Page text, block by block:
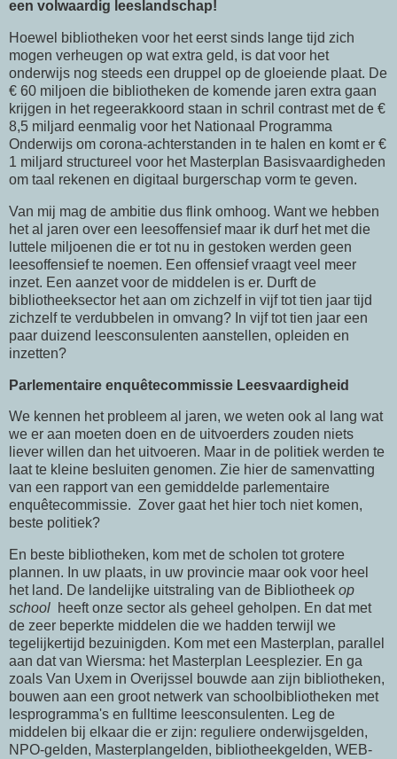
een volwaardig leeslandschap!
Hoewel bibliotheken voor het eerst sinds lange tijd zich
mogen verheugen op wat extra geld, is dat voor het
onderwijs nog steeds een druppel op de gloeiende plaat. De
€ 60 miljoen die bibliotheken de komende jaren extra gaan
krijgen in het regeerakkoord staan in schril contrast met de €
8,5 miljard eenmalig voor het Nationaal Programma
Onderwijs om corona-achterstanden in te halen en komt er €
1 miljard structureel voor het Masterplan Basisvaardigheden
om taal rekenen en digitaal burgerschap vorm te geven.
Van mij mag de ambitie dus flink omhoog. Want we hebben
het al jaren over een leesoffensief maar ik durf het met die
luttele miljoenen die er tot nu in gestoken werden geen
leesoffensief te noemen. Een offensief vraagt veel meer
inzet. Een aanzet voor de middelen is er. Durft de
bibliotheeksector het aan om zichzelf in vijf tot tien jaar tijd
zichzelf te verdubbelen in omvang? In vijf tot tien jaar een
paar duizend leesconsulenten aanstellen, opleiden en
inzetten?
Parlementaire enquêtecommissie Leesvaardigheid
We kennen het probleem al jaren, we weten ook al lang wat
we er aan moeten doen en de uitvoerders zouden niets
liever willen dan het uitvoeren. Maar in de politiek werden te
laat te kleine besluiten genomen. Zie hier de samenvatting
van een rapport van een gemiddelde parlementaire
enquêtecommissie. Zover gaat het hier toch niet komen,
beste politiek?
En beste bibliotheken, kom met de scholen tot grotere
plannen. In uw plaats, in uw provincie maar ook voor heel
het land. De landelijke uitstraling van de Bibliotheek op
school heeft onze sector als geheel geholpen. En dat met
de zeer beperkte middelen die we hadden terwijl we
tegelijkertijd bezuinigden. Kom met een Masterplan, parallel
aan dat van Wiersma: het Masterplan Leesplezier. En ga
zoals Van Uxem in Overijssel bouwde aan zijn bibliotheken,
bouwen aan een groot netwerk van schoolbibliotheken met
lesprogramma's en fulltime leesconsulenten. Leg de
middelen bij elkaar die er zijn: reguliere onderwijsgelden,
NPO-gelden, Masterplangelden, bibliotheekgelden, WEB-